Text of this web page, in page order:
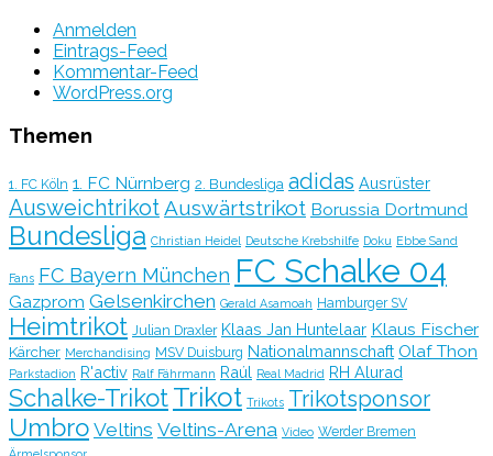
Anmelden
Eintrags-Feed
Kommentar-Feed
WordPress.org
Themen
1. FC Köln 1. FC Nürnberg 2. Bundesliga adidas Ausrüster
AusweichtrikotAuswärtstrikot Borussia Dortmund
Bundesliga Christian Heidel Deutsche Krebshilfe Doku Ebbe Sand
Fans FC Bayern München FC Schalke 04
Gazprom Gelsenkirchen Gerald Asamoah Hamburger SV
Heimtrikot Julian Draxler Klaas Jan Huntelaar Klaus Fischer
Kärcher Merchandising MSV Duisburg Nationalmannschaft Olaf Thon
Parkstadion R'activ Ralf Fährmann Raúl Real Madrid RH Alurad
Schalke-TrikotTrikot Trikots Trikotsponsor
Umbro Veltins Veltins-Arena Video Werder Bremen